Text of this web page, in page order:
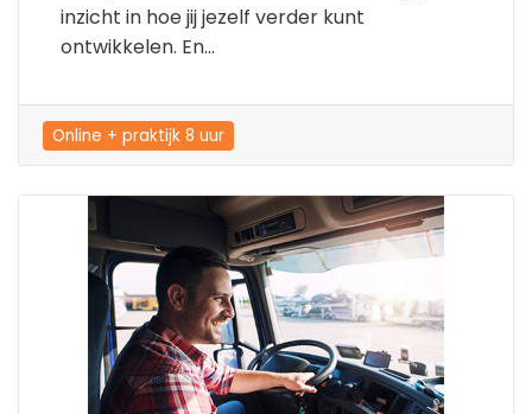
inzicht in hoe jij jezelf verder kunt
ontwikkelen. En...
Online + praktijk 8 uur